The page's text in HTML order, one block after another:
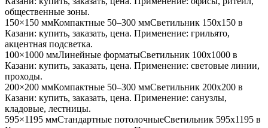
общественные зоны.
150×150 ммКомпактные 50–300 ммСветильник 150x150 в
Казани: купить, заказать, цена. Применение: грильято,
акцентная подсветка.
100×1000 ммЛинейные форматыСветильник 100x1000 в
Казани: купить, заказать, цена. Применение: световые линии,
проходы.
200×200 ммКомпактные 50–300 ммСветильник 200x200 в
Казани: купить, заказать, цена. Применение: санузлы,
кладовые, лестницы.
595×1195 ммСтандартные потолочныеСветильник 595x1195 в